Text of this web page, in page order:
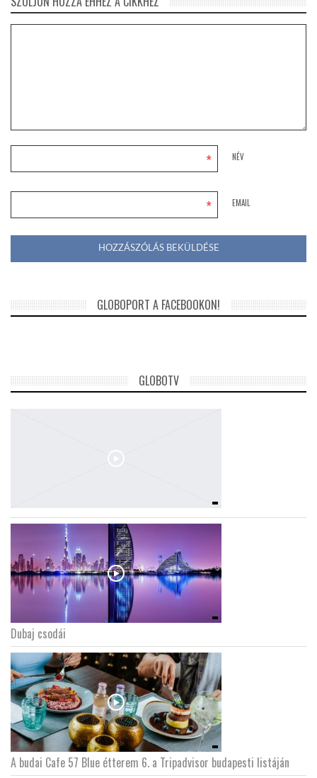
NÉV
*
EMAIL
*
GLOBOPORT A FACEBOOKON!
GLOBOTV
Dubaj csodái
A budai Cafe 57 Blue étterem 6. a Tripadvisor budapesti listáján